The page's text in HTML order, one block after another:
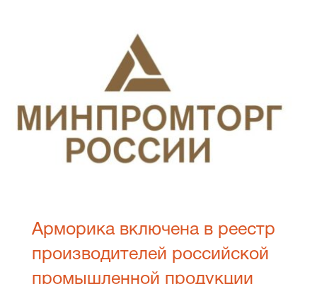
Арморика включена в реестр
производителей российской
промышленной продукции